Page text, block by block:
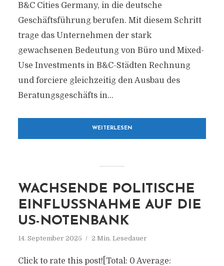
B&C Cities Germany, in die deutsche
Geschäftsführung berufen. Mit diesem Schritt
trage das Unternehmen der stark
gewachsenen Bedeutung von Büro und Mixed-
Use Investments in B&C-Städten Rechnung
und forciere gleichzeitig den Ausbau des
Beratungsgeschäfts in...
WEITERLESEN
WACHSENDE POLITISCHE
EINFLUSSNAHME AUF DIE
US-NOTENBANK
14. September 2025 2 Min. Lesedauer
Click to rate this post![Total: 0 Average: